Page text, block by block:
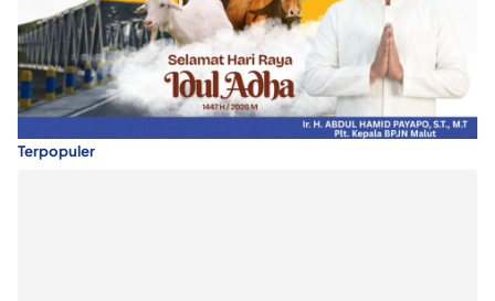
Terpopuler